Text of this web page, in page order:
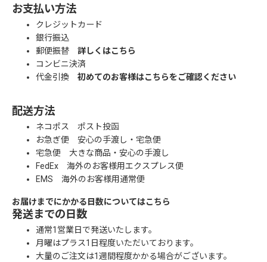
お支払い方法
クレジットカード
銀行振込
郵便振替 詳しくはこちら
コンビニ決済
代金引換 初めてのお客様はこちらをご確認ください
配送方法
ネコポス ポスト投函
お急ぎ便 安心の手渡し・宅急便
宅急便 大きな商品・安心の手渡し
FedEx 海外のお客様用エクスプレス便
EMS 海外のお客様用通常便
お届けまでにかかる日数についてはこちら
発送までの日数
通常1営業日で発送いたします。
月曜はプラス1日程度いただいております。
大量のご注文は1週間程度かかる場合がございます。